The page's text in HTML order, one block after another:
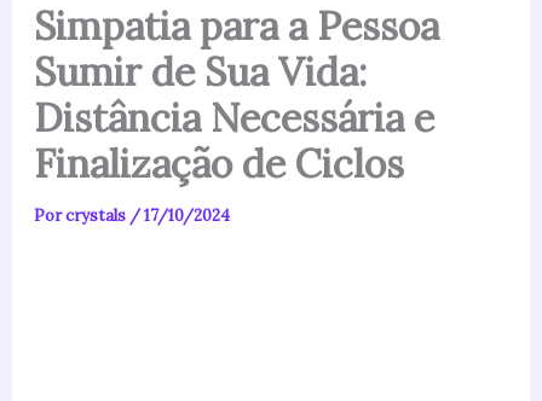
Simpatia para a Pessoa
Sumir de Sua Vida:
Distância Necessária e
Finalização de Ciclos
Porcrystals /17/10/2024